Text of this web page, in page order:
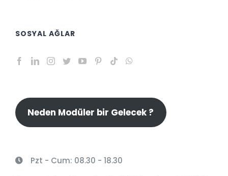
SOSYAL AĞLAR
Neden Modüler bir Gelecek ?
Pzt - Cum: 08.30 - 18.30